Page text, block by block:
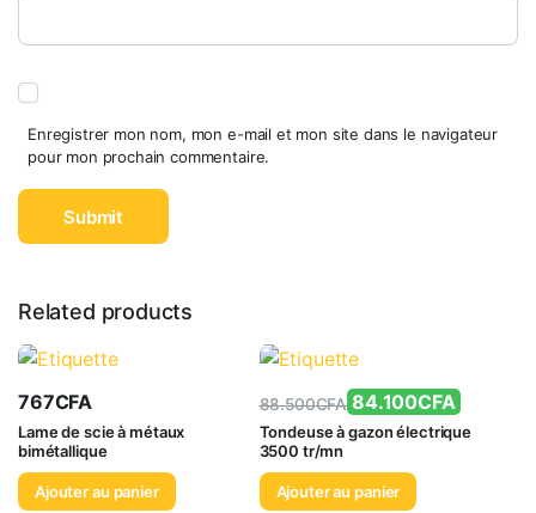
Enregistrer mon nom, mon e-mail et mon site dans le navigateur
pour mon prochain commentaire.
Related products
767CFA
Lame de scie à métaux
bimétallique
Ajouter au panier
88.500CFA 84.100CFA
Tondeuse à gazon électrique
3500 tr/mn
Ajouter au panier